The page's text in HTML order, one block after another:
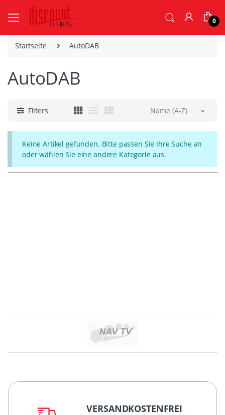
0
Startseite AutoDAB
AutoDAB
Filters Name (A-Z)
Keine Artikel gefunden. Bitte passen Sie Ihre Suche an
oder wählen Sie eine andere Kategorie aus.
VERSANDKOSTENFREI